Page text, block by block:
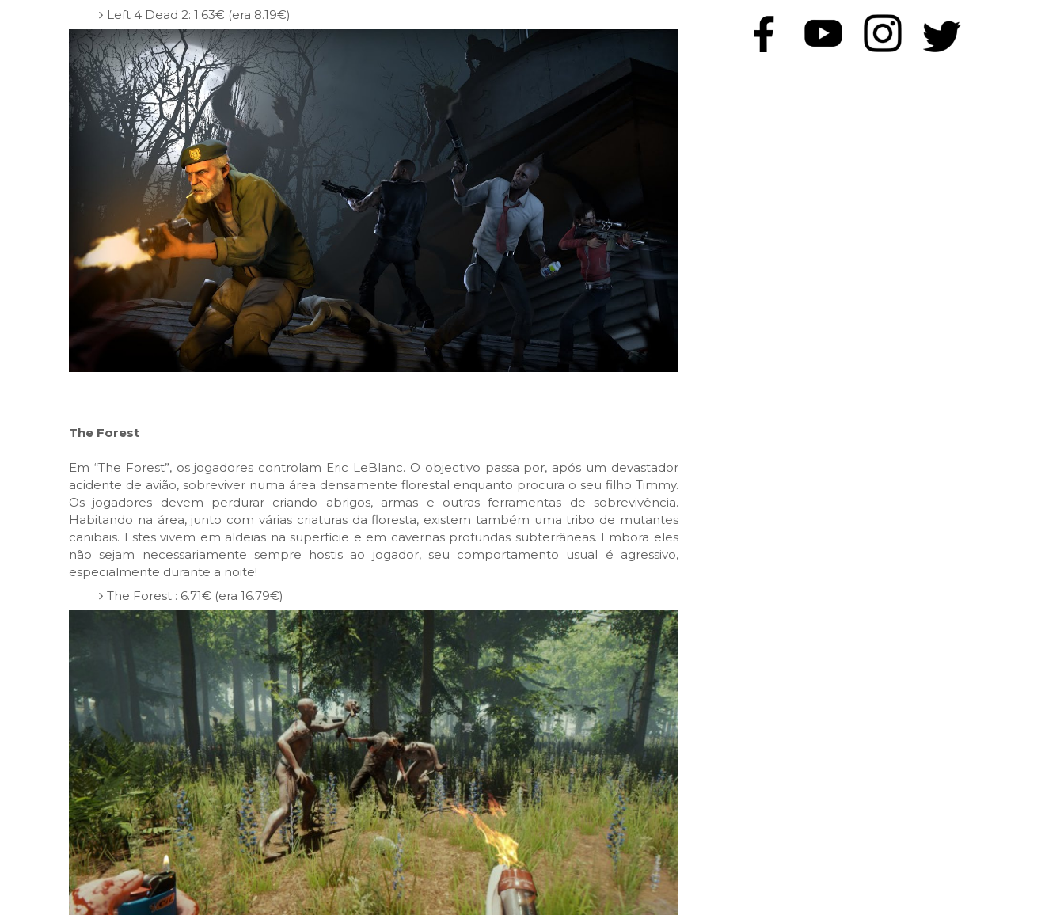
Left 4 Dead 2: 1.63€ (era 8.19€)
The Forest
Em “The Forest”, os jogadores controlam Eric LeBlanc. O objectivo passa por, após um devastador
acidente de avião, sobreviver numa área densamente florestal enquanto procura o seu filho Timmy.
Os jogadores devem perdurar criando abrigos, armas e outras ferramentas de sobrevivência.
Habitando na área, junto com várias criaturas da floresta, existem também uma tribo de mutantes
canibais. Estes vivem em aldeias na superfície e em cavernas profundas subterrâneas. Embora eles
não sejam necessariamente sempre hostis ao jogador, seu comportamento usual é agressivo,
especialmente durante a noite!
The Forest : 6.71€ (era 16.79€)